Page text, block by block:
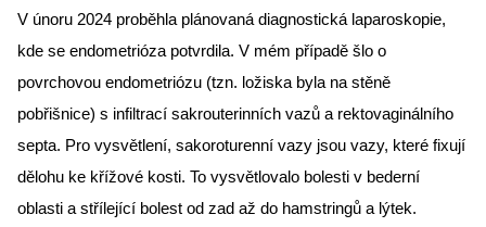
V únoru 2024 proběhla plánovaná diagnostická laparoskopie,
kde se endometrióza potvrdila. V mém případě šlo o
povrchovou endometriózu (tzn. ložiska byla na stěně
pobřišnice) s infiltrací sakrouterinních vazů a rektovaginálního
septa. Pro vysvětlení, sakoroturenní vazy jsou vazy, které fixují
dělohu ke křížové kosti. To vysvětlovalo bolesti v bederní
oblasti a střílející bolest od zad až do hamstringů a lýtek.